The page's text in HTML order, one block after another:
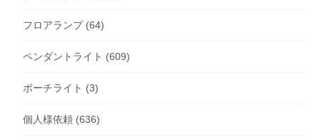
フロアランプ(64)
ペンダントライト (609)
ポーチライト (3)
個人様依頼 (636)